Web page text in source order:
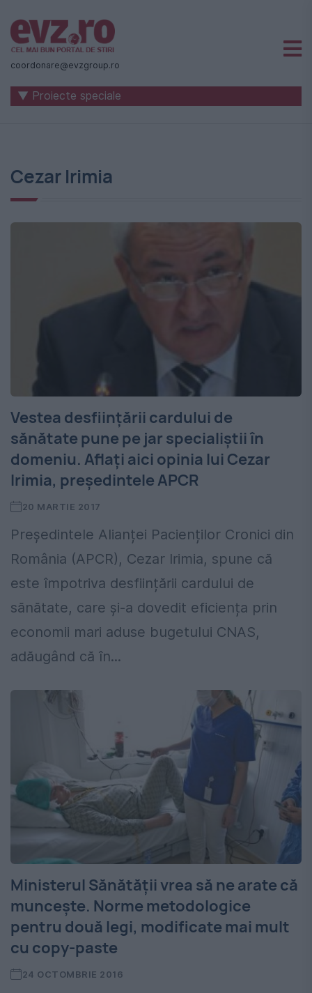
Știri
naționale
internaționale
-
Evenimentul
Zilei
coordonare@evzgroup.ro
▼ Proiecte speciale
Cezar Irimia
Vestea desființării cardului de
sănătate pune pe jar specialiștii în
domeniu. Aflați aici opinia lui Cezar
Irimia, președintele APCR
20 MARTIE 2017
Președintele Alianței Pacienților Cronici din
România (APCR), Cezar Irimia, spune că
este împotriva desființării cardului de
sănătate, care și-a dovedit eficiența prin
economii mari aduse bugetului CNAS,
adăugând că în...
Ministerul Sănătății vrea să ne arate că
muncește. Norme metodologice
pentru două legi, modificate mai mult
cu copy-paste
24 OCTOMBRIE 2016